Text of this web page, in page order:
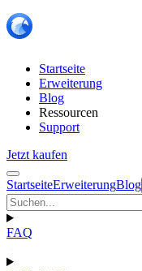
Startseite
Erweiterung
Blog
Ressourcen
Support
Jetzt kaufen
StartseiteErweiterungBlog
FAQ